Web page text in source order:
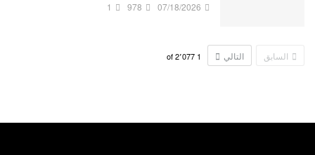
07/18/2026
978
1
السابق التالي 1 2٬077